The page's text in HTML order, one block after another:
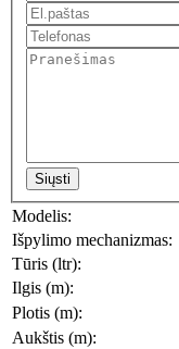
Siųsti
Modelis:
Išpylimo mechanizmas:
Tūris (ltr):
Ilgis (m):
Plotis (m):
Aukštis (m):